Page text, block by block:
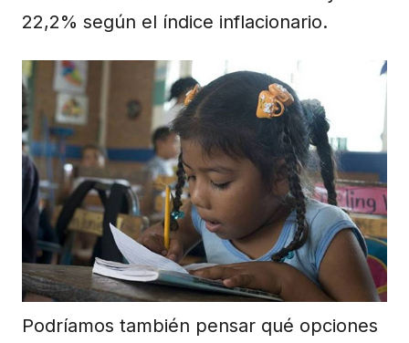
22,2% según el índice inflacionario.
Podríamos también pensar qué opciones